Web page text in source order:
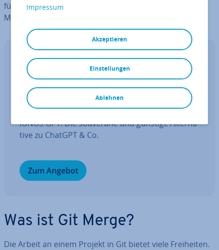
füh­ren. Git un­ter­schei­det dabei zwischen Fast-Forward-
Merge und Three-Way-Merge.
IONOS GPT
Ihr sou­ve­rä­ner KI Assistent für mehr
Pro­duk­ti­vi­tät.
Fragen, gestalten, re­cher­chie­ren – sicher mit
IONOS GPT. Die souveräne und günstige Al­ter­na­
ti­ve zu ChatGPT & Co.
Zum Angebot
Was ist Git Merge?
Die Arbeit an einem Projekt in Git bietet viele Frei­hei­ten.
Impressum
Akzeptieren
Ablehnen
Einstellungen